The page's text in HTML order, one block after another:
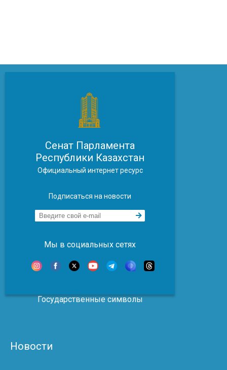
Сенат Парламента
Республики Казахстан
Официальный интернет ресурс
Подписаться на новости
Мы в социальных сетях
Государственные символы
Новости